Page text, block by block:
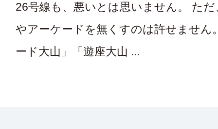
26号線も、悪いとは思いません。 た
やアーケードを無くすのは許せません
ード大山」「遊座大山 ...